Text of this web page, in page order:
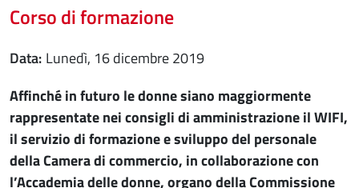
Corso di formazione
Data
lunedì, 16 dicembre 2019
Affinché in futuro le donne siano maggiormente
rappresentate nei consigli di amministrazione il WIFI,
il servizio di formazione e sviluppo del personale
della Camera di commercio, in collaborazione con
l’Accademia delle donne, organo della Commissione